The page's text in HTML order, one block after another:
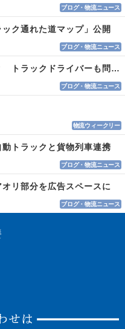
ブログ・物流ニュース
ク通れた道マップ」公開
ブログ・物流ニュース
自転車が従う信号はどれ？ トラックドライバーも問われる認識
ブログ・物流ニュース
物流ウィークリー
トラックと貨物列車連携
ブログ・物流ニュース
リ部分を広告スペースに
ブログ・物流ニュース